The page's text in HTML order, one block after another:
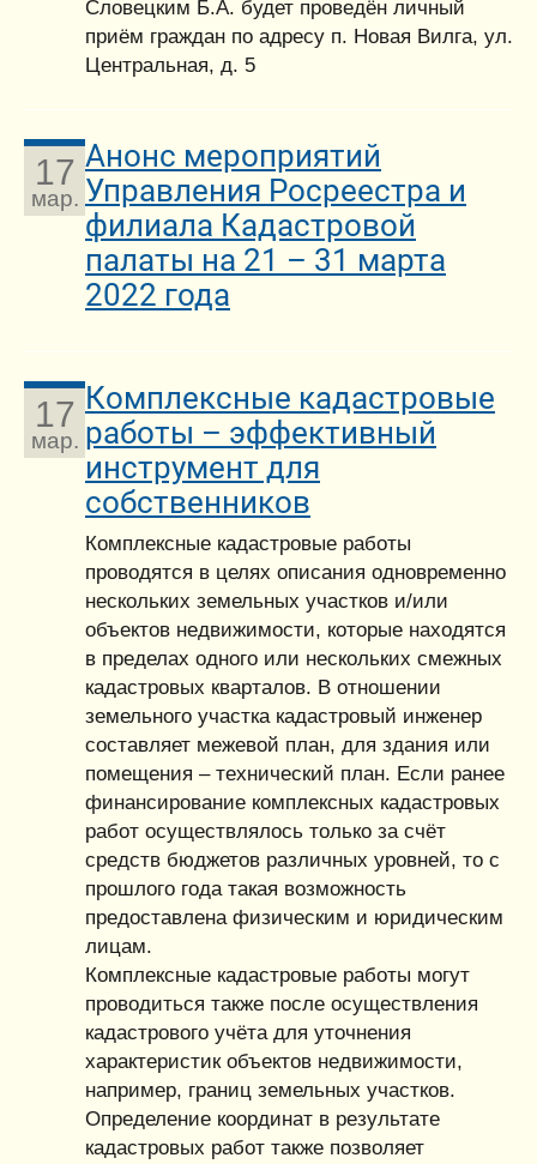
Словецким Б.А. будет проведён личный
приём граждан по адресу п. Новая Вилга, ул.
Центральная, д. 5
17
мар.
Анонс мероприятий
Управления Росреестра и
филиала Кадастровой
палаты на 21 – 31 марта
2022 года
17
мар.
Комплексные кадастровые
работы – эффективный
инструмент для
собственников
Комплексные кадастровые работы
проводятся в целях описания одновременно
нескольких земельных участков и/или
объектов недвижимости, которые находятся
в пределах одного или нескольких смежных
кадастровых кварталов. В отношении
земельного участка кадастровый инженер
составляет межевой план, для здания или
помещения – технический план. Если ранее
финансирование комплексных кадастровых
работ осуществлялось только за счёт
средств бюджетов различных уровней, то с
прошлого года такая возможность
предоставлена физическим и юридическим
лицам.
Комплексные кадастровые работы могут
проводиться также после осуществления
кадастрового учёта для уточнения
характеристик объектов недвижимости,
например, границ земельных участков.
Определение координат в результате
кадастровых работ также позволяет